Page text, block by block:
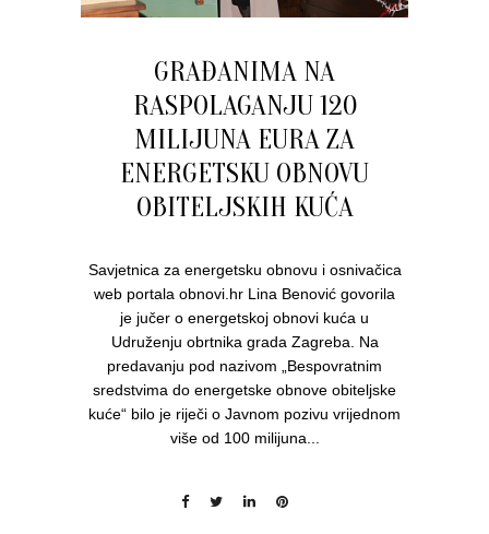
GRAĐANIMA NA
RASPOLAGANJU 120
MILIJUNA EURA ZA
ENERGETSKU OBNOVU
OBITELJSKIH KUĆA
Savjetnica za energetsku obnovu i osnivačica
web portala obnovi.hr Lina Benović govorila
je jučer o energetskoj obnovi kuća u
Udruženju obrtnika grada Zagreba. Na
predavanju pod nazivom „Bespovratnim
sredstvima do energetske obnove obiteljske
kuće“ bilo je riječi o Javnom pozivu vrijednom
više od 100 milijuna...